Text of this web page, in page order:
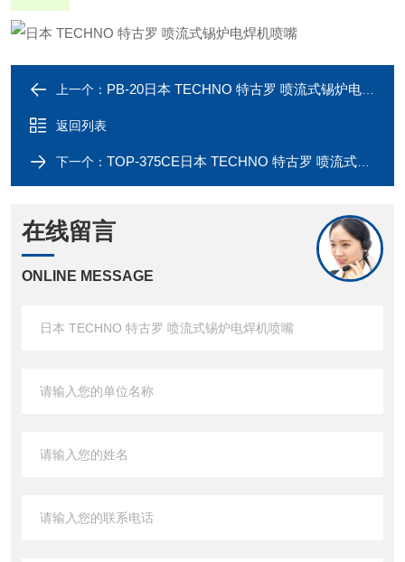
上一个： PB-20日本 TECHNO 特古罗 喷流式锡炉电焊机喷嘴
返回列表
下一个： TOP-375CE日本 TECHNO 特古罗 喷流式锡炉电焊机
在线留言
ONLINE MESSAGE